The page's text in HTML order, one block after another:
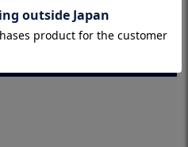
際の色と多少異なる場合があり